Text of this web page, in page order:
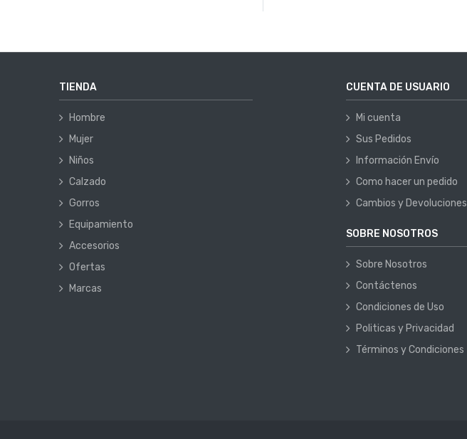
TIENDA
Hombre
Mujer
Niños
Calzado
Gorros
Equipamiento
Accesorios
Ofertas
Marcas
CUENTA DE USUARIO
Mi cuenta
Sus Pedidos
Información Envío
Como hacer un pedido
Cambios y Devoluciones
SOBRE NOSOTROS
Sobre Nosotros
Contáctenos
Condiciones de Uso
Politicas y Privacidad
Términos y Condiciones